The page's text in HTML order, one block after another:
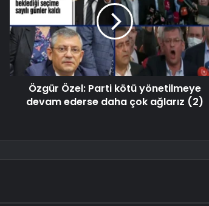
Özgür Özel: Parti kötü yönetilmeye
devam ederse daha çok ağlarız (2)